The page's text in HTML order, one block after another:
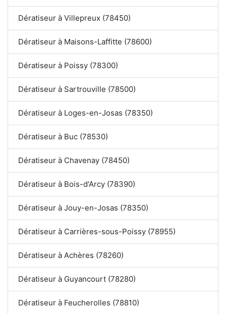
Dératiseur à Villepreux (78450)
Dératiseur à Maisons-Laffitte (78600)
Dératiseur à Poissy (78300)
Dératiseur à Sartrouville (78500)
Dératiseur à Loges-en-Josas (78350)
Dératiseur à Buc (78530)
Dératiseur à Chavenay (78450)
Dératiseur à Bois-d'Arcy (78390)
Dératiseur à Jouy-en-Josas (78350)
Dératiseur à Carrières-sous-Poissy (78955)
Dératiseur à Achères (78260)
Dératiseur à Guyancourt (78280)
Dératiseur à Feucherolles (78810)